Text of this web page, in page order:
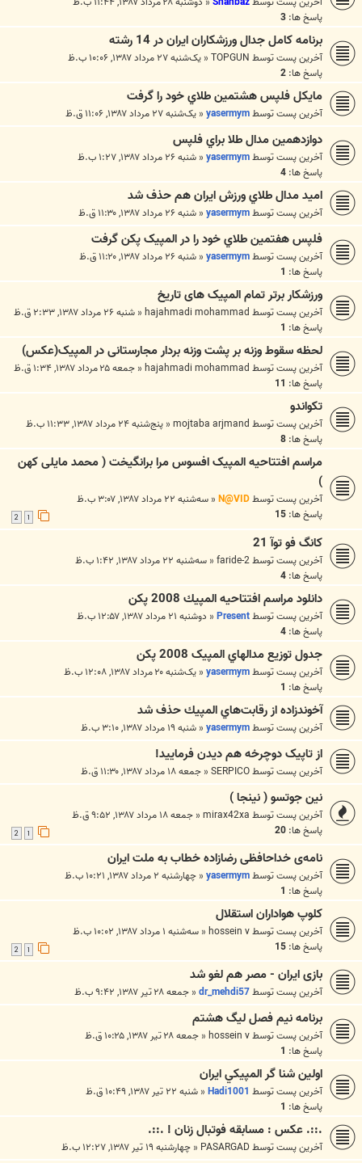
پاسخ ها: 3
برنامه كامل جدال ورزشكاران ايران در 14 رشته
آخرین پست توسطTOPGUN
« یک‌شنبه ۲۷ مرداد ۱۳۸۷, ۱۰:۰۶ ب.ظ
پاسخ ها: 2
مايکل فلپس هشتمين طلاي خود را گرفت
آخرین پست توسطyasermym
« یک‌شنبه ۲۷ مرداد ۱۳۸۷, ۱۱:۰۶ ق.ظ
دوازدهمين مدال طلا براي فلپس
آخرین پست توسطyasermym
« شنبه ۲۶ مرداد ۱۳۸۷, ۱:۲۷ ب.ظ
پاسخ ها: 4
اميد مدال طلاي ورزش ايران هم حذف شد
آخرین پست توسطyasermym
« شنبه ۲۶ مرداد ۱۳۸۷, ۱۱:۳۰ ق.ظ
فلپس هفتمين طلاي خود را در المپيک پکن گرفت
آخرین پست توسطyasermym
« شنبه ۲۶ مرداد ۱۳۸۷, ۱۱:۲۰ ق.ظ
پاسخ ها: 1
ورزشکار برتر تمام المپيک های تاريخ
آخرین پست توسطhajahmadi mohammad
« شنبه ۲۶ مرداد ۱۳۸۷, ۲:۳۳ ق.ظ
پاسخ ها: 1
لحظه سقوط وزنه بر پشت وزنه بردار مجارستانی در المپیک(عکس)
آخرین پست توسطhajahmadi mohammad
« جمعه ۲۵ مرداد ۱۳۸۷, ۱:۳۴ ق.ظ
پاسخ ها: 11
تکواندو
آخرین پست توسطmojtaba arjmand
« پنج‌شنبه ۲۴ مرداد ۱۳۸۷, ۱۱:۳۳ ب.ظ
پاسخ ها: 8
مراسم افتتاحیه المپیک افسوس مرا برانگیخت ( محمد مایلی کهن
)
آخرین پست توسطN@VID
« سه‌شنبه ۲۲ مرداد ۱۳۸۷, ۳:۰۷ ب.ظ
پاسخ ها: 15
کانگ فو توآ 21
آخرین پست توسطfaride-2
« سه‌شنبه ۲۲ مرداد ۱۳۸۷, ۱:۴۲ ب.ظ
پاسخ ها: 4
دانلود مراسم افتتاحيه المپيك 2008 پكن
آخرین پست توسطPresent
« دوشنبه ۲۱ مرداد ۱۳۸۷, ۱۲:۵۷ ب.ظ
پاسخ ها: 4
جدول توزيع مدالهاي المپيک 2008 پکن
آخرین پست توسطyasermym
« یک‌شنبه ۲۰ مرداد ۱۳۸۷, ۱۲:۰۸ ب.ظ
پاسخ ها: 1
آخوندزاده از رقابت‌هاي المپيك حذف شد
آخرین پست توسطyasermym
« شنبه ۱۹ مرداد ۱۳۸۷, ۳:۱۰ ب.ظ
از تاپيک دوچرخه هم ديدن فرماييد!
آخرین پست توسطSERPICO
« جمعه ۱۸ مرداد ۱۳۸۷, ۱۱:۳۰ ق.ظ
نين جوتسو ( نينجا )
آخرین پست توسطmirax42xa
« جمعه ۱۸ مرداد ۱۳۸۷, ۹:۵۲ ق.ظ
پاسخ ها: 20
نامه‌ی خداحافظی رضازاده خطاب به ملت ایران
آخرین پست توسطyasermym
« چهارشنبه ۲ مرداد ۱۳۸۷, ۱۰:۲۱ ب.ظ
پاسخ ها: 1
كلوپ هواداران استقلال
آخرین پست توسطhossein v
« سه‌شنبه ۱ مرداد ۱۳۸۷, ۱۰:۰۲ ب.ظ
پاسخ ها: 15
بازی ايران - مصر هم لغو شد
آخرین پست توسطdr_mehdi57
« جمعه ۲۸ تیر ۱۳۸۷, ۹:۴۲ ب.ظ
برنامه نيم فصل ليگ هشتم
آخرین پست توسطhossein v
« جمعه ۲۸ تیر ۱۳۸۷, ۱۰:۲۵ ق.ظ
پاسخ ها: 1
اولين شنا گر المپيکي ايران
آخرین پست توسطHadi1001
« شنبه ۲۲ تیر ۱۳۸۷, ۱۰:۴۹ ق.ظ
پاسخ ها: 1
.::. عکس : مسابقه فوتبال زنان ! .::.
آخرین پست توسطPASARGAD
« چهارشنبه ۱۹ تیر ۱۳۸۷, ۱۲:۲۷ ب.ظ